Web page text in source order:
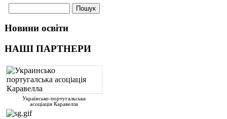
Новини освіти
НАШІ ПАРТНЕРИ
Українсько-португальська
асоціація Каравелла